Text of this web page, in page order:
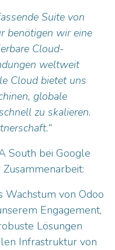
Suite von
benötigen wir eine
Cloud-
weltweit
Cloud bietet uns
globale
zu skalieren.
South bei Google
Wachstum von Odoo
Engagement,
Lösungen
Infrastruktur von